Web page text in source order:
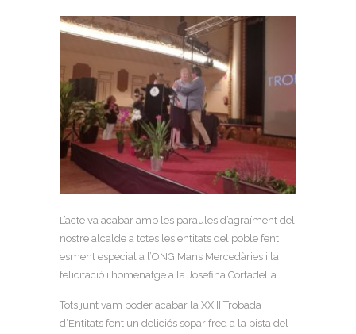
L’acte va acabar amb les paraules d’agraïment del
nostre alcalde a totes les entitats del poble fent
esment especial a l’ONG Mans Mercedàries i la
felicitació i homenatge a la Josefina Cortadella.
Tots junt vam poder acabar la XXIII Trobada
d’Entitats fent un deliciós sopar fred a la pista del